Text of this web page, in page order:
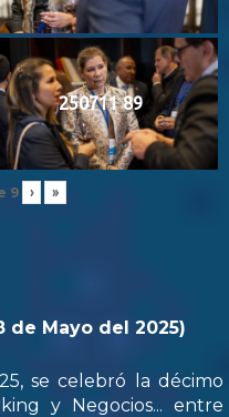
250711 89
9 › »
de Mayo del 2025)
se celebró la décimo
y Negocios... entre